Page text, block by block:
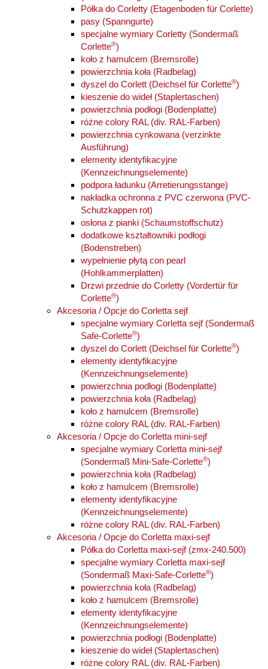
Półka do Corletty (Etagenboden für Corlette)
pasy (Spanngurte)
specjalne wymiary Corletty (Sondermaß
Corlette®)
koło z hamulcem (Bremsrolle)
powierzchnia koła (Radbelag)
dyszel do Corlett (Deichsel für Corlette®)
kieszenie do wideł (Staplertaschen)
powierzchnia podłogi (Bodenplatte)
różne colory RAL (div. RAL-Farben)
powierzchnia cynkowana (verzinkte
Ausführung)
elementy identyfikacyjne
(Kennzeichnungselemente)
podpora ładunku (Arretierungsstange)
nakładka ochronna z PVC czerwona (PVC-
Schutzkappen rot)
osłona z pianki (Schaumstoffschutz)
dodatkowe kształtowniki podłogi
(Bodenstreben)
wypełnienie płytą con pearl
(Hohlkammerplatten)
Drzwi przednie do Corletty (Vordertür für
Corlette®)
Akcesoria / Opcje do Corletta sejf
specjalne wymiary Corletta sejf (Sondermaß
Safe-Corlette®)
dyszel do Corlett (Deichsel für Corlette®)
elementy identyfikacyjne
(Kennzeichnungselemente)
powierzchnia podłogi (Bodenplatte)
powierzchnia koła (Radbelag)
koło z hamulcem (Bremsrolle)
różne colory RAL (div. RAL-Farben)
Akcesoria / Opcje do Corletta mini-sejf
specjalne wymiary Corletta mini-sejf
(Sondermaß Mini-Safe-Corlette®)
powierzchnia koła (Radbelag)
koło z hamulcem (Bremsrolle)
elementy identyfikacyjne
(Kennzeichnungselemente)
różne colory RAL (div. RAL-Farben)
Akcesoria / Opcje do Corletta maxi-sejf
Półka do Corletta maxi-sejf (zmx-240.500)
specjalne wymiary Corletta maxi-sejf
(Sondermaß Maxi-Safe-Corlette®)
powierzchnia koła (Radbelag)
koło z hamulcem (Bremsrolle)
elementy identyfikacyjne
(Kennzeichnungselemente)
powierzchnia podłogi (Bodenplatte)
kieszenie do wideł (Staplertaschen)
różne colory RAL (div. RAL-Farben)